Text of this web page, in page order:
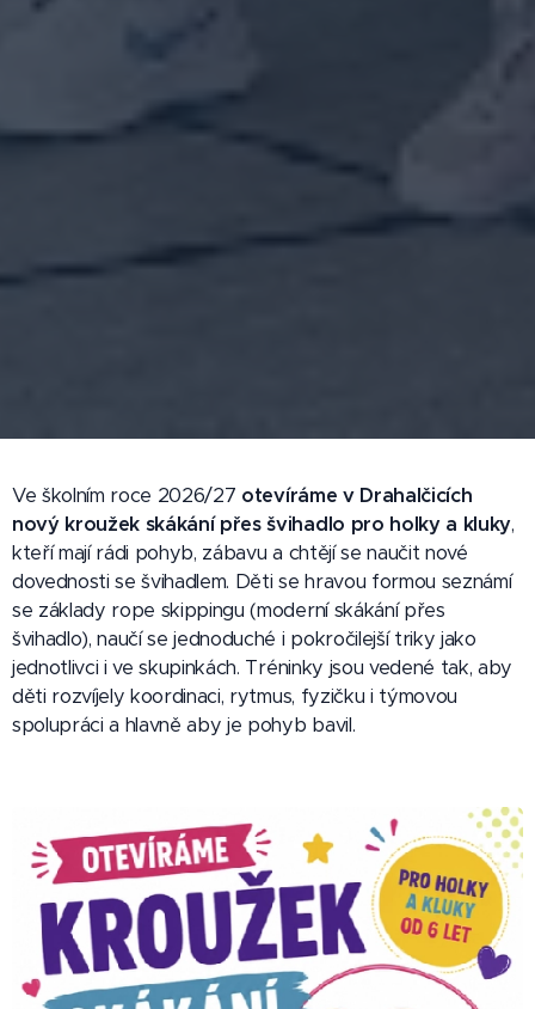
Ve školním roce 2026/27 otevíráme v Drahalčicích
nový kroužek skákání přes švihadlo pro holky a kluky,
kteří mají rádi pohyb, zábavu a chtějí se naučit nové
dovednosti se švihadlem. Děti se hravou formou seznámí
se základy rope skippingu (moderní skákání přes
švihadlo), naučí se jednoduché i pokročilejší triky jako
jednotlivci i ve skupinkách. Tréninky jsou vedené tak, aby
děti rozvíjely koordinaci, rytmus, fyzičku i týmovou
spolupráci a hlavně aby je pohyb bavil.